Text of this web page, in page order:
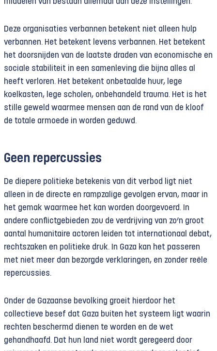
Deze organisaties verbannen betekent niet alleen hulp
verbannen. Het betekent levens verbannen. Het betekent
het doorsnijden van de laatste draden van economische en
sociale stabiliteit in een samenleving die bijna alles al
heeft verloren. Het betekent onbetaalde huur, lege
koelkasten, lege scholen, onbehandeld trauma. Het is het
stille geweld waarmee mensen aan de rand van de kloof
de totale armoede in worden geduwd.
Geen repercussies
De diepere politieke betekenis van dit verbod ligt niet
alleen in de directe en rampzalige gevolgen ervan, maar in
het gemak waarmee het kan worden doorgevoerd. In
andere conflictgebieden zou de verdrijving van zo’n groot
aantal humanitaire actoren leiden tot internationaal debat,
rechtszaken en politieke druk. In Gaza kan het passeren
met niet meer dan bezorgde verklaringen, en zonder reële
repercussies.
Onder de Gazaanse bevolking groeit hierdoor het
collectieve besef dat Gaza buiten het systeem ligt waarin
rechten beschermd dienen te worden en de wet
gehandhaafd. Dat hun land niet wordt geregeerd door